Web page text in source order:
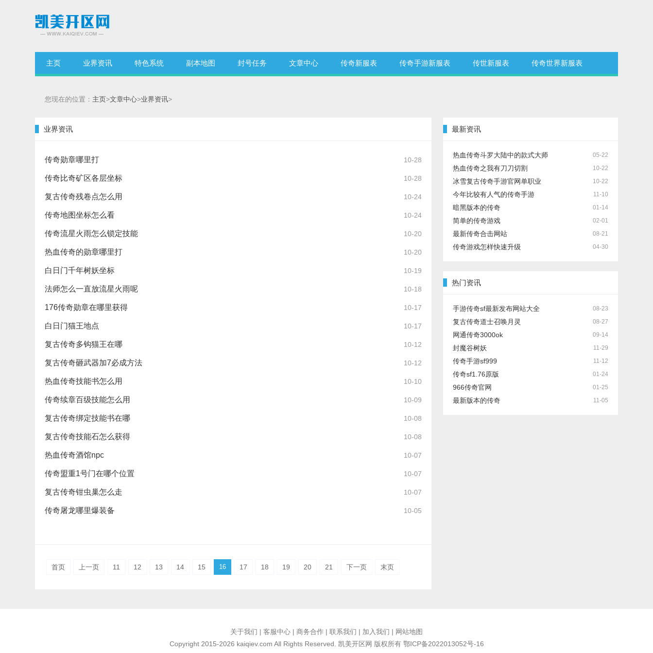
主页 业界资讯 特色系统 副本地图 封号任务 文章中心 传奇新服表 传奇手游新服表 传世新服表 传奇世界新服表
您现在的位置： 主页>文章中心>业界资讯>
业界资讯
传奇勋章哪里打 10-28
传奇比奇矿区各层坐标 10-28
复古传奇残卷点怎么用 10-24
传奇地图坐标怎么看 10-24
传奇流星火雨怎么锁定技能 10-20
热血传奇的勋章哪里打 10-20
白日门千年树妖坐标 10-19
法师怎么一直放流星火雨呢 10-18
176传奇勋章在哪里获得 10-17
白日门猫王地点 10-17
复古传奇多钩猫王在哪 10-12
复古传奇砸武器加7必成方法 10-12
热血传奇技能书怎么用 10-10
传奇续章百级技能怎么用 10-09
复古传奇绑定技能书在哪 10-08
复古传奇技能石怎么获得 10-08
热血传奇酒馆npc 10-07
传奇盟重1号门在哪个位置 10-07
复古传奇钳虫巢怎么走 10-07
传奇屠龙哪里爆装备 10-05
首页 上一页 11 12 13 14 15 16 17 18 19 20 21 下一页 末页
最新资讯
热血传奇斗罗大陆中的款式大师 05-22
热血传奇之我有刀刀切割 10-22
冰雪复古传奇手游官网单职业 10-22
今年比较有人气的传奇手游 11-10
暗黑版本的传奇 01-14
简单的传奇游戏 02-01
最新传奇合击网站 08-21
传奇游戏怎样快速升级 04-30
热门资讯
手游传奇sf最新发布网站大全 08-23
复古传奇道士召唤月灵 08-27
网通传奇3000ok 09-14
封魔谷树妖 11-29
传奇手游sf999 11-12
传奇sf1.76原版 01-24
966传奇官网 01-25
最新版本的传奇 11-05
关于我们 | 客服中心 | 商务合作 | 联系我们 | 加入我们 | 网站地图
Copyright 2015-2026 kaiqiev.com All Rights Reserved. 凯美开区网 版权所有 鄂ICP备2022013052号-16